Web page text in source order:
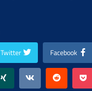
Facebook
Twitter